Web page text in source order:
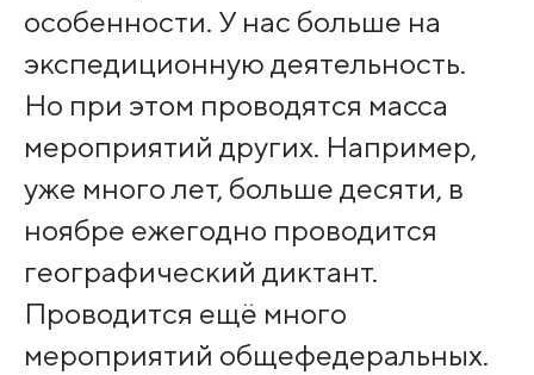
особенности. У нас больше на
экспедиционную деятельность.
Но при этом проводятся масса
мероприятий других. Например,
уже много лет, больше десяти, в
ноябре ежегодно проводится
географический диктант.
Проводится ещё много
мероприятий общефедеральных.